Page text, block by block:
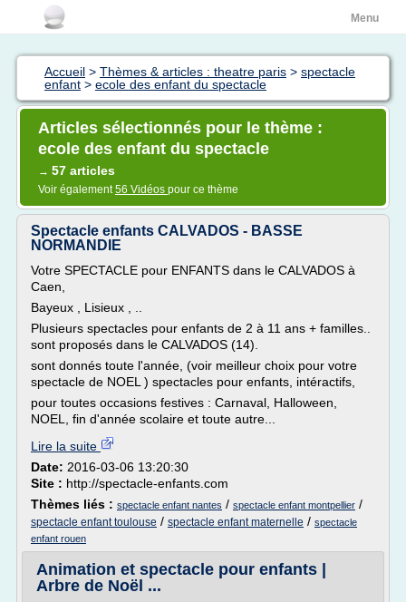
Menu
Accueil > Thèmes & articles : theatre paris > spectacle
enfant > ecole des enfant du spectacle
Articles sélectionnés pour le thème :
ecole des enfant du spectacle
→ 57 articles
Voir également56 Vidéos pour ce thème
Spectacle enfants CALVADOS - BASSE
NORMANDIE
Votre SPECTACLE pour ENFANTS dans le CALVADOS à
Caen,
Bayeux , Lisieux , ..
Plusieurs spectacles pour enfants de 2 à 11 ans + familles..
sont proposés dans le CALVADOS (14).
sont donnés toute l'année, (voir meilleur choix pour votre
spectacle de NOEL ) spectacles pour enfants, intéractifs,
pour toutes occasions festives : Carnaval, Halloween,
NOEL, fin d'année scolaire et toute autre...
Lire la suite
Date: 2016-03-06 13:20:30
Site : http://spectacle-enfants.com
Thèmes liés : spectacle enfant nantes / spectacle enfant montpellier /
spectacle enfant toulouse / spectacle enfant maternelle / spectacle
enfant rouen
Animation et spectacle pour enfants |
Arbre de Noël ...